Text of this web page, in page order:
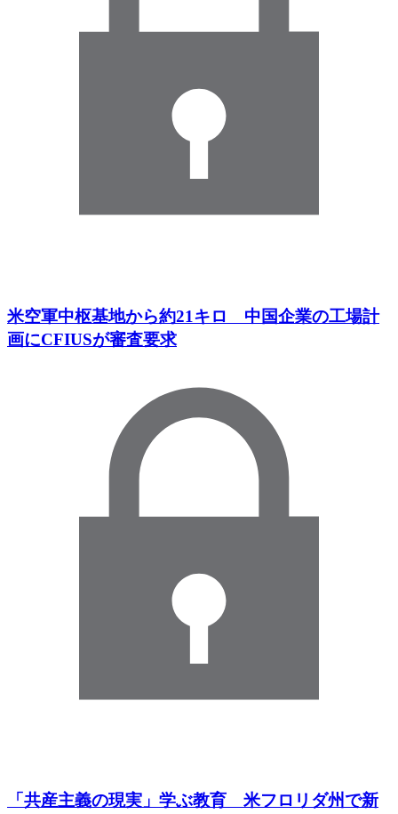
米空軍中枢基地から約21キロ 中国企業の工場計
画にCFIUSが審査要求
「共産主義の現実」学ぶ教育 米フロリダ州で新